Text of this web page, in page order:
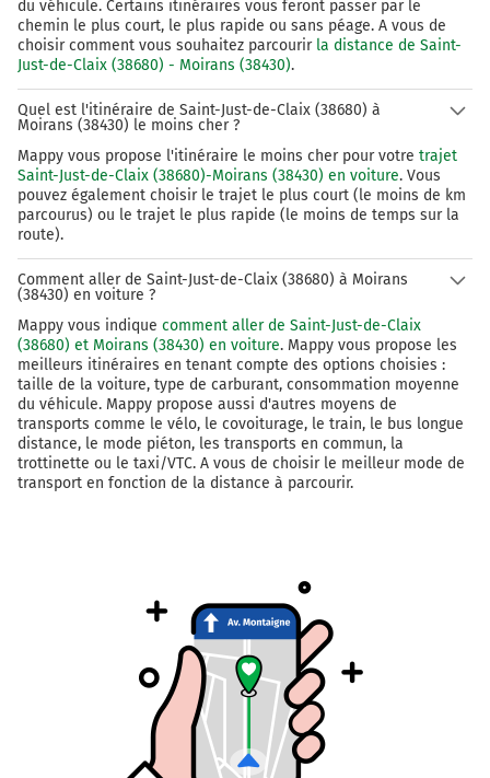
du véhicule. Certains itinéraires vous feront passer par le
chemin le plus court, le plus rapide ou sans péage. A vous de
choisir comment vous souhaitez parcourir la distance de Saint-
Just-de-Claix (38680) - Moirans (38430).
Quel est l'itinéraire de Saint-Just-de-Claix (38680) à
Moirans (38430) le moins cher ?
Mappy vous propose l'itinéraire le moins cher pour votre trajet
Saint-Just-de-Claix (38680)-Moirans (38430) en voiture. Vous
pouvez également choisir le trajet le plus court (le moins de km
parcourus) ou le trajet le plus rapide (le moins de temps sur la
route).
Comment aller de Saint-Just-de-Claix (38680) à Moirans
(38430) en voiture ?
Mappy vous indique comment aller de Saint-Just-de-Claix
(38680) et Moirans (38430) en voiture. Mappy vous propose les
meilleurs itinéraires en tenant compte des options choisies :
taille de la voiture, type de carburant, consommation moyenne
du véhicule. Mappy propose aussi d'autres moyens de
transports comme le vélo, le covoiturage, le train, le bus longue
distance, le mode piéton, les transports en commun, la
trottinette ou le taxi/VTC. A vous de choisir le meilleur mode de
transport en fonction de la distance à parcourir.